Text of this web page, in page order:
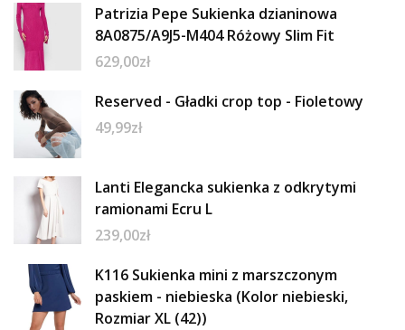
Patrizia Pepe Sukienka dzianinowa
8A0875/A9J5-M404 Różowy Slim Fit
629,00zł
Reserved - Gładki crop top - Fioletowy
49,99zł
Lanti Elegancka sukienka z odkrytymi
ramionami Ecru L
239,00zł
K116 Sukienka mini z marszczonym
paskiem - niebieska (Kolor niebieski,
Rozmiar XL (42))